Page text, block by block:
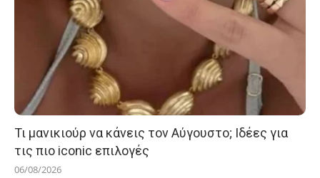
Τι μανικιούρ να κάνεις τον Αύγουστο; Ιδέες για
τις πιο iconic επιλογές
06/08/2026